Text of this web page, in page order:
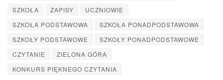
SZKOŁA
ZAPISY
UCZNIOWIE
SZKOŁA PODSTAWOWA
SZKOŁA PONADPODSTAWOWA
SZKOŁY PODSTAWOWE
SZKOŁY PONADPODSTAWOWE
CZYTANIE
ZIELONA GÓRA
KONKURS PIĘKNEGO CZYTANIA